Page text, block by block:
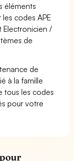
éléments
codes APE
Electronicien /
de
de
à la famille
tous les codes
pour votre